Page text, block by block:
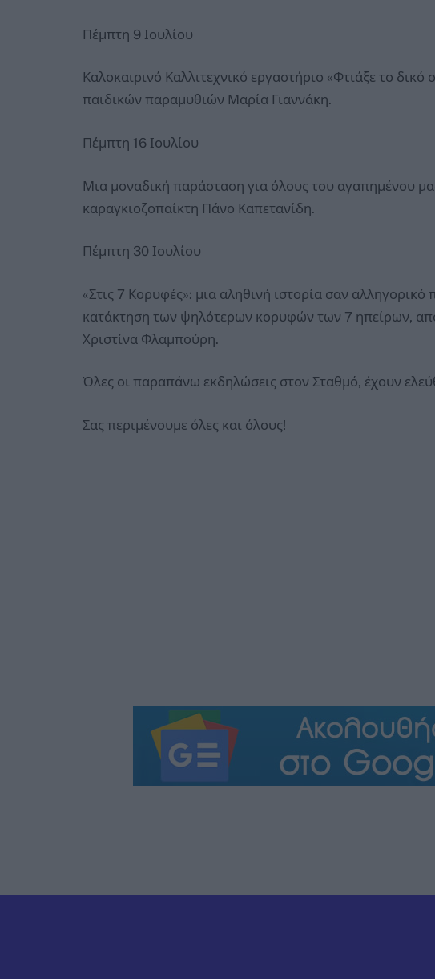
Πέμπτη 9 Ιουλίου
Καλοκαιρινό Καλλιτεχνικό εργαστήριο «Φτιάξε το
παιδικών παραμυθιών Μαρία Γιαννάκη.
Πέμπτη 16 Ιουλίου
Μια μοναδική παράσταση για όλους του αγαπημένου
καραγκιοζοπαίκτη Πάνο Καπετανίδη.
Πέμπτη 30 Ιουλίου
«Στις 7 Κορυφές»: μια αληθινή ιστορία σαν
κατάκτηση των ψηλότερων κορυφών των 7 ηπείρων,
Χριστίνα Φλαμπούρη.
Όλες οι παραπάνω εκδηλώσεις στον Σταθμό, έχουν
Σας περιμένουμε όλες και όλους!